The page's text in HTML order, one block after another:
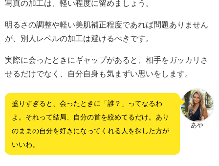
写真の加工は、軽い程度に留めましょう。
明るさの調整や軽い美肌補正程度であれば問題ありません
が、別人レベルの加工は避けるべきです。
実際に会ったときにギャップがあると、相手をガッカリさ
せるだけでなく、自分自身も気まずい思いをします。
あや
盛りすぎると、会ったときに「誰？」ってなるわ
よ。それって結局、自分の首を絞めてるだけ。あり
のままの自分を好きになってくれる人を探した方が
いいわ。